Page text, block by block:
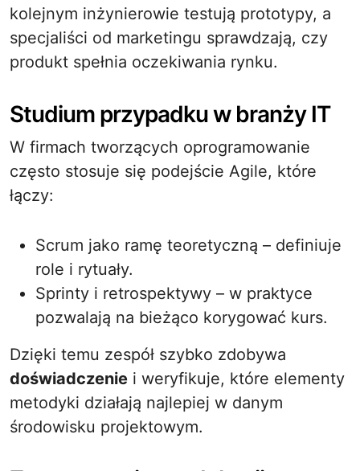
kolejnym inżynierowie testują prototypy, a
specjaliści od marketingu sprawdzają, czy
produkt spełnia oczekiwania rynku.
Studium przypadku w branży IT
W firmach tworzących oprogramowanie
często stosuje się podejście Agile, które
łączy:
Scrum jako ramę teoretyczną – definiuje
role i rytuały.
Sprinty i retrospektywy – w praktyce
pozwalają na bieżąco korygować kurs.
Dzięki temu zespół szybko zdobywa
doświadczenie i weryfikuje, które elementy
metodyki działają najlepiej w danym
środowisku projektowym.